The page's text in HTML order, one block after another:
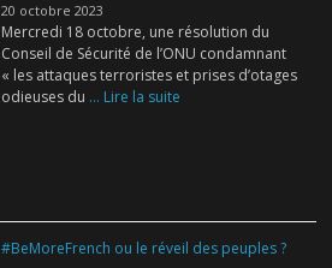
20 octobre 2023
Mercredi 18 octobre, une résolution du
Conseil de Sécurité de l’ONU condamnant
« les attaques terroristes et prises d’otages
odieuses du ... Lire la suite
#BeMoreFrench ou le réveil des peuples ?